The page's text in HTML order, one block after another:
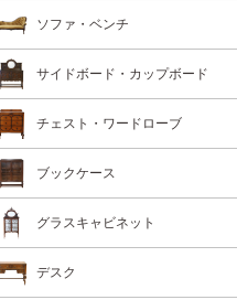
ソファ・ベンチ
サイドボード・カップボード
チェスト・ワードローブ
ブックケース
グラスキャビネット
デスク